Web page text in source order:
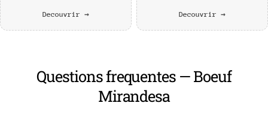
Decouvrir → Decouvrir →
Questions frequentes — Boeuf
Mirandesa